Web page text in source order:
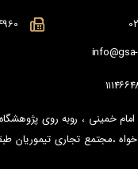
امام خمینی ، روبه روی
،مجتمع تجاری تیموریان طبقه